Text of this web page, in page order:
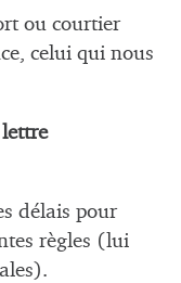
ou courtier
celui qui nous
délais pour
règles (lui